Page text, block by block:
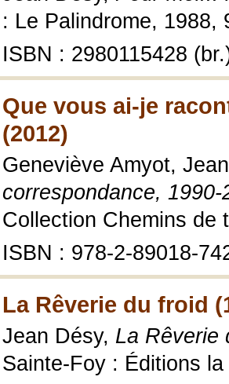
: Le Palindrome, 1988,
ISBN : 2980115428
Que vous ai-je
(2012)
Geneviève Amyot,
correspondance, 1990-
Collection Chemins de
ISBN : 978-2-89018-
La Rêverie du froid
Jean Désy, La Rêverie
Sainte-Foy : Éditions